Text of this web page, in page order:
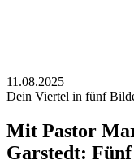
11.08.2025
Dein Viertel in fünf
Mit Pastor
Garstedt: